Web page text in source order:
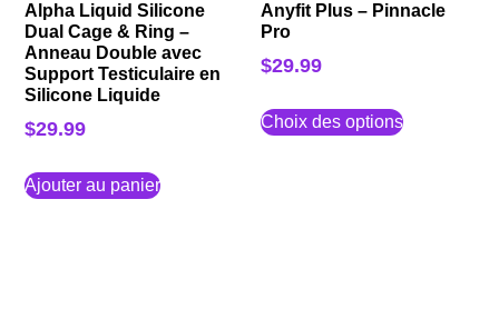
Alpha Liquid Silicone
Dual Cage & Ring –
Anneau Double avec
Support Testiculaire en
Silicone Liquide
$29.99
Ajouter au panier
Anyfit Plus – Pinnacle
Pro
$29.99
Choix des options